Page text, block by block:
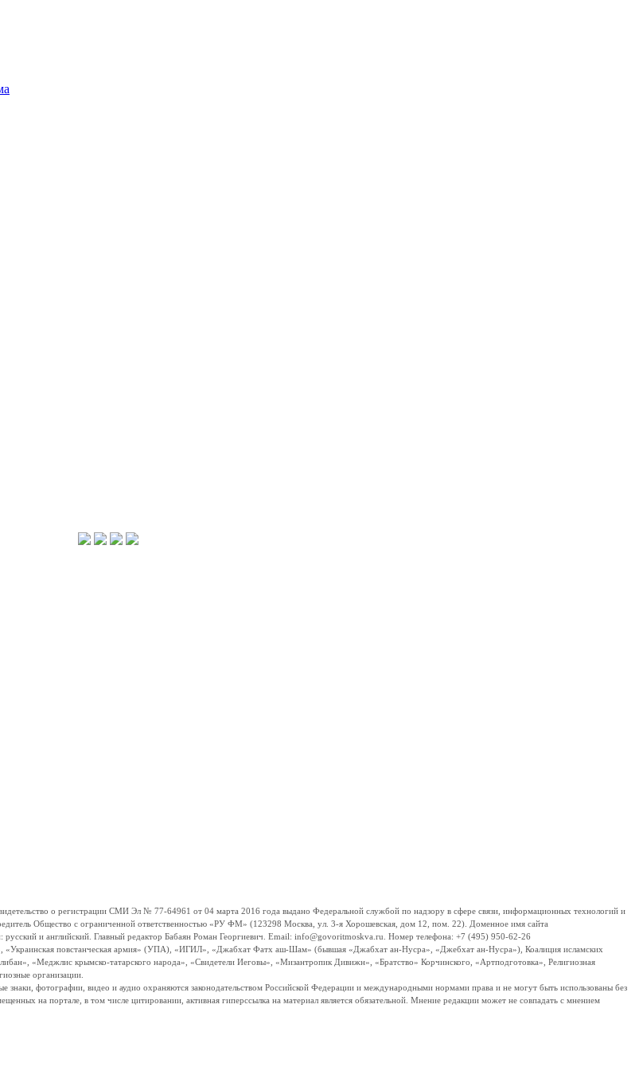
о регистрации СМИ Эл № 77-64961 от 04 марта 2016 года выдано Федеральной службой по надзору в сфере связи, информационных технологий и
Общество с ограниченной ответственностью «РУ ФМ» (123298 Москва, ул. 3-я Хорошевская, дом 12, пом. 22). Доменное имя сайта
и английский. Главный редактор Бабаян Роман Георгиевич. Email: info@govoritmoskva.ru. Номер телефона: +7 (495) 950-62-26
«Украинская повстанческая армия» (УПА), «ИГИЛ», «Джабхат Фатх аш-Шам» (бывшая «Джабхат ан-Нусра», «Джебхат ан-Нусра»), Коалиция исламских
«Меджлис крымско-татарского народа», «Свидетели Иеговы», «Мизантропик Дивижн», «Братство» Корчинского, «Артподготовка», Религиозная
организации.
фотографии, видео и аудио охраняются законодательством Российской Федерации и международными нормами права и не могут быть использованы без
на портале, в том числе цитировании, активная гиперссылка на материал является обязательной. Мнение редакции может не совпадать с мнением